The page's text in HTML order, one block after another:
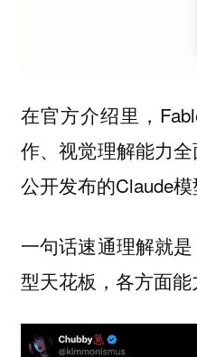
在官方介绍里，
作、视觉理解能力
公开发布的Claude模
一句话速通理解就
型天花板，各方面能